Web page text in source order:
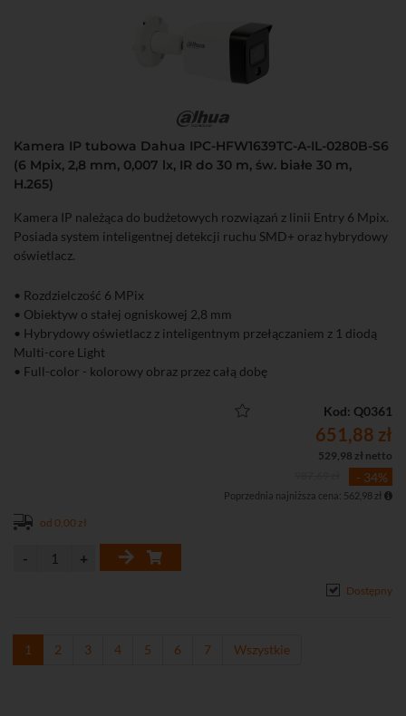
Kamera IP tubowa Dahua IPC-HFW1639TC-A-IL-0280B-S6
(6 Mpix, 2,8 mm, 0,007 lx, IR do 30 m, św. białe 30 m,
H.265)
Kamera IP należąca do budżetowych rozwiązań z linii Entry 6 Mpix.
Posiada system inteligentnej detekcji ruchu SMD+ oraz hybrydowy
oświetlacz.
• Rozdzielczość 6 MPix
• Obiektyw o stałej ogniskowej 2,8 mm
• Hybrydowy oświetlacz z inteligentnym przełączaniem z 1 diodą
Multi-core Light
• Full-color - kolorowy obraz przez całą dobę
• Funkcje obrazu: D-WDR, 3D-DNR, BLC, HLC, tryb korytarzowy
Kod: Q0361
651,88 zł
529,98 zł netto
- 34%
Poprzednia najniższa cena: 562,98 zł
od 0,00 zł
Dostępny
1 2 3 4 5 6 7 Wszystkie